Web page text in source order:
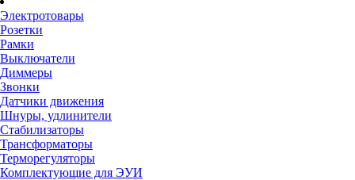
Электротовары
Розетки
Рамки
Выключатели
Диммеры
Звонки
Датчики движения
Шнуры, удлинители
Стабилизаторы
Трансформаторы
Терморегуляторы
Комплектующие для ЭУИ